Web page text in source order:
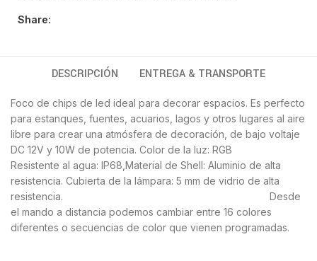
Share:
DESCRIPCIÓN ENTREGA & TRANSPORTE
Foco de chips de led ideal para decorar espacios. Es perfecto
para estanques, fuentes, acuarios, lagos y otros lugares al aire
libre para crear una atmósfera de decoración, de bajo voltaje
DC 12V y 10W de potencia. Color de la luz: RGB
Resistente al agua: IP68,Material de Shell: Aluminio de alta
resistencia. Cubierta de la lámpara: 5 mm de vidrio de alta
resistencia. Desde
el mando a distancia podemos cambiar entre 16 colores
diferentes o secuencias de color que vienen programadas.